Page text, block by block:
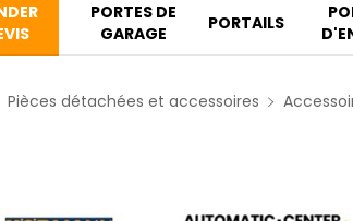
PORTES DE
GARAGE
PORTAILS
Pièces détachées et accessoires